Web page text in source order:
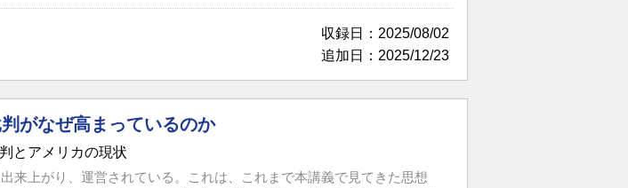
収録日：2025/08/02
追加日：2025/12/23
がなぜ高まっているのか
とアメリカの現状
来上がり、運営されている。これは、これまで本講義で見てきた思想